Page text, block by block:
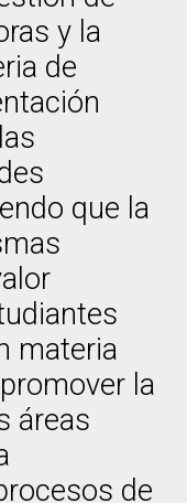
y la
de
que la
materia
la
áreas
de